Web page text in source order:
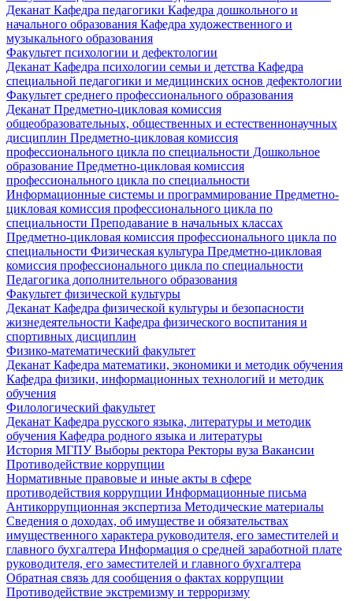
Деканат Кафедра педагогики Кафедра дошкольного и
начального образования Кафедра художественного и
музыкального образования
Факультет психологии и дефектологии
Деканат Кафедра психологии семьи и детства Кафедра
специальной педагогики и медицинских основ дефектологии
Факультет среднего профессионального образования
Деканат Предметно-цикловая комиссия
общеобразовательных, общественных и естественнонаучных
дисциплин Предметно-цикловая комиссия
профессионального цикла по специальности Дошкольное
образование Предметно-цикловая комиссия
профессионального цикла по специальности
Информационные системы и программирование Предметно-
цикловая комиссия профессионального цикла по
специальности Преподавание в начальных классах
Предметно-цикловая комиссия профессионального цикла по
специальности Физическая культура Предметно-цикловая
комиссия профессионального цикла по специальности
Педагогика дополнительного образования
Факультет физической культуры
Деканат Кафедра физической культуры и безопасности
жизнедеятельности Кафедра физического воспитания и
спортивных дисциплин
Физико-математический факультет
Деканат Кафедра математики, экономики и методик обучения
Кафедра физики, информационных технологий и методик
обучения
Филологический факультет
Деканат Кафедра русского языка, литературы и методик
обучения Кафедра родного языка и литературы
История МГПУВыборы ректора Ректоры вуза Вакансии
Противодействие коррупции
Нормативные правовые и иные акты в сфере
противодействия коррупции Информационные письма
Антикоррупционная экспертиза Методические материалы
Сведения о доходах, об имуществе и обязательствах
имущественного характера руководителя, его заместителей и
главного бухгалтера Информация о средней заработной плате
руководителя, его заместителей и главного бухгалтера
Обратная связь для сообщения о фактах коррупции
Противодействие экстремизму и терроризму